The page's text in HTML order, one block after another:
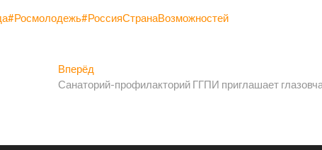
#Росмолодежь#РоссияСтранаВозможностей
Вперёд
запись:
Санаторий-профилакторий ГГПИ приглашает